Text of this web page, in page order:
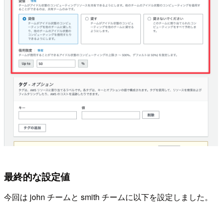
最終的な設定値
今回は john チームと smith チームに以下を設定しました。